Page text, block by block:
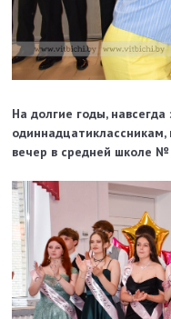
На долгие годы,
вечер в средней школе №